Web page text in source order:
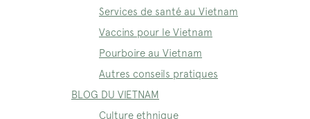
Services de santé au Vietnam
Vaccins pour le Vietnam
Pourboire au Vietnam
Autres conseils pratiques
BLOG DU VIETNAM
Culture ethnique